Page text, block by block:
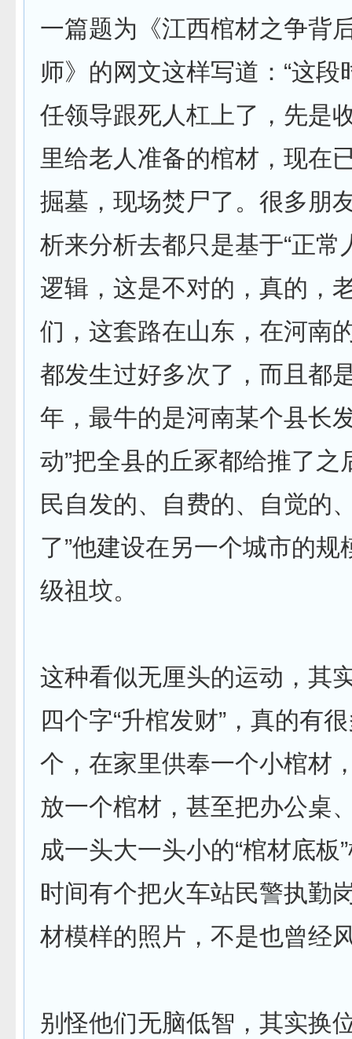
一篇题为《江西棺材之争背
师》的网文这样写道：“这段
任领导跟死人杠上了，先是
里给老人准备的棺材，现在
掘墓，现场焚尸了。很多朋
析来分析去都只是基于“正常
逻辑，这是不对的，真的，
们，这套路在山东，在河南
都发生过好多次了，而且都
年，最牛的是河南某个县长
动”把全县的丘冢都给推了之
民自发的、自费的、自觉的
了”他建设在另一个城市的规
级祖坟。
这种看似无厘头的运动，其
四个字“升棺发财”，真的有
个，在家里供奉一个小棺材
放一个棺材，甚至把办公桌
成一头大一头小的“棺材底板
时间有个把火车站民警执勤
材模样的照片，不是也曾经
别怪他们无脑低智，其实换